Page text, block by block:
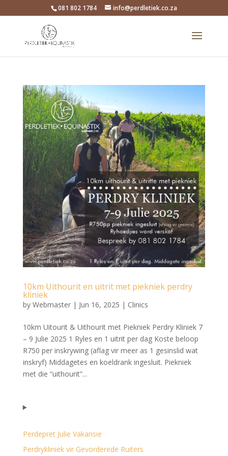
081 802 1784 info@perdletiek.co.za
10km Uithourit en uitrit met piekniek perdry
kliniek
by Webmaster| Jun 16, 2025 | Clinics
10km Uitourit & Uithourit met Piekniek Perdry Kliniek 7
– 9 Julie 2025 1 Ryles en 1 uitrit per dag Koste beloop
R750 per inskrywing (aflag vir meer as 1 gesinslid wat
inskryf) Middagetes en koeldrank ingesluit. Piekniek
met die “uithourit”...
Perdepret Julie Vakansie
Perdrykliniek vir Gevorderede Ruiters